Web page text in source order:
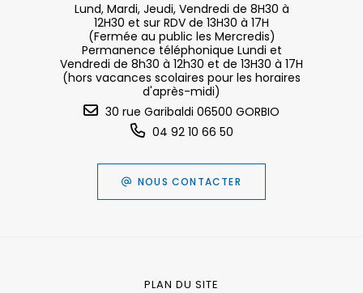
Lund, Mardi, Jeudi, Vendredi de 8H30 à
12H30 et sur RDV de 13H30 à 17H
(Fermée au public les Mercredis)
Permanence téléphonique Lundi et
Vendredi de 8h30 à 12h30 et de 13H30 à 17H
(hors vacances scolaires pour les horaires
d'après-midi)
30 rue Garibaldi 06500 GORBIO
04 92 10 66 50
NOUS CONTACTER
PLAN DU SITE